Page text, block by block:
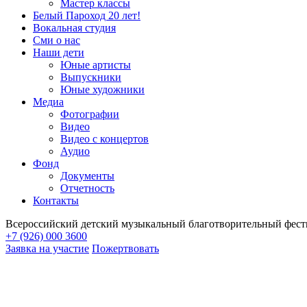
Мастер классы
Белый Пароход 20 лет!
Вокальная студия
Сми о нас
Наши дети
Юные артисты
Выпускники
Юные художники
Медиа
Фотографии
Видео
Видео с концертов
Аудио
Фонд
Документы
Отчетность
Контакты
Всероссийский детский музыкальный благотворительный
+7 (926) 000 3600
Заявка на участие Пожертвовать